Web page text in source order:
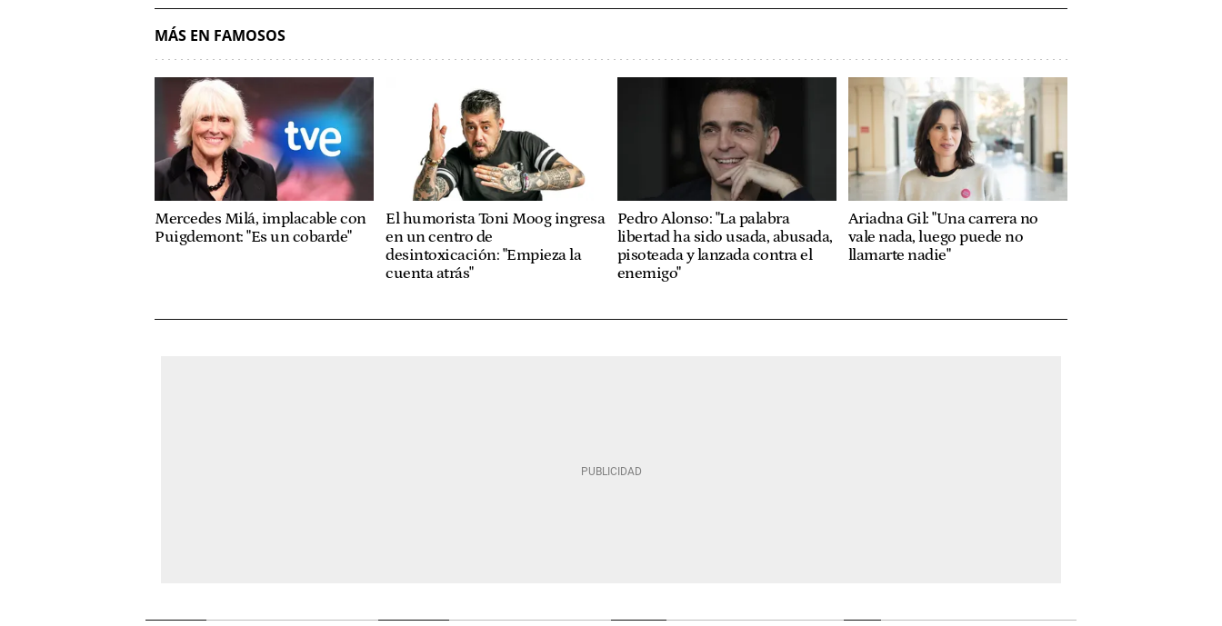
MÁS EN FAMOSOS
Mercedes Milá, implacable con
Puigdemont: "Es un cobarde"
El humorista Toni Moog ingresa
en un centro de
desintoxicación: "Empieza la
cuenta atrás"
Pedro Alonso: "La palabra
libertad ha sido usada, abusada,
pisoteada y lanzada contra el
enemigo"
Ariadna Gil: "Una carrera no
vale nada, luego puede no
llamarte nadie"